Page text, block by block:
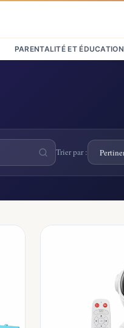
PARENTALITÉ ET ÉDUCATION
Trier par :